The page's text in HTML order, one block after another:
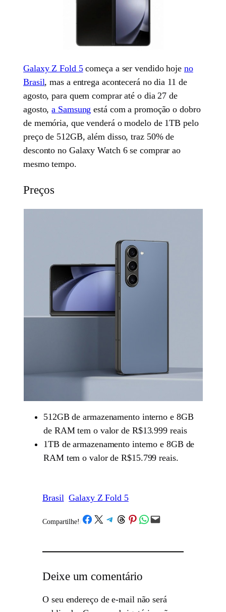
Galaxy Z Fold 5começa a ser vendido hoje no
Brasil, mas a entrega acontecerá no dia 11 de
agosto, para quem comprar até o dia 27 de
agosto,a Samsung está com a promoção o dobro
de memória, que venderá o modelo de 1TB pelo
preço de 512GB, além disso, traz 50% de
desconto no Galaxy Watch 6 se comprar ao
mesmo tempo.
Preços
512GB de armazenamento interno e 8GB
de RAM tem o valor de R$13.999 reais
1TB de armazenamento interno e 8GB de
RAM tem o valor de R$15.799 reais.
Brasil Galaxy Z Fold 5
Compartilhe!/Share on Facebook
Share on X Share on Telegram
Share on Threads
Share on Pinterest
Share on WhatsApp
Email this Page
Deixe um comentário
O seu endereço de e-mail não será